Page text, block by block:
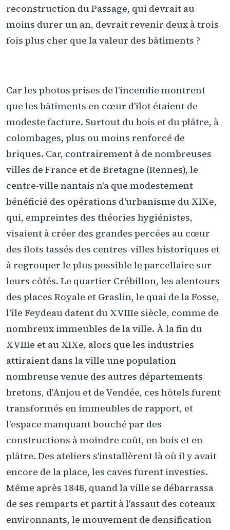
reconstruction du Passage, qui devrait au
moins durer un an, devrait revenir deux à trois
fois plus cher que la valeur des bâtiments ?
Car les photos prises de l'incendie montrent
que les bâtiments en cœur d'ilot étaient de
modeste facture. Surtout du bois et du plâtre, à
colombages, plus ou moins renforcé de
briques. Car, contrairement à de nombreuses
villes de France et de Bretagne (Rennes), le
centre-ville nantais n'a que modestement
bénéficié des opérations d'urbanisme du XIXe,
qui, empreintes des théories hygiénistes,
visaient à créer des grandes percées au cœur
des ilots tassés des centres-villes historiques et
à regrouper le plus possible le parcellaire sur
leurs côtés. Le quartier Crébillon, les alentours
des places Royale et Graslin, le quai de la Fosse,
l'île Feydeau datent du XVIIIe siècle, comme de
nombreux immeubles de la ville. À la fin du
XVIIIe et au XIXe, alors que les industries
attiraient dans la ville une population
nombreuse venue des autres départements
bretons, d'Anjou et de Vendée, ces hôtels furent
transformés en immeubles de rapport, et
l'espace manquant bouché par des
constructions à moindre coût, en bois et en
plâtre. Des ateliers s'installèrent là où il y avait
encore de la place, les caves furent investies.
Même après 1848, quand la ville se débarrassa
de ses remparts et partit à l'assaut des coteaux
environnants, le mouvement de densification